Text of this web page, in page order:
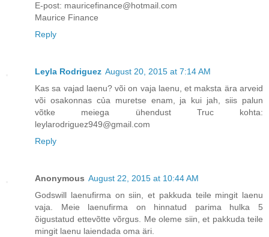
E-post: mauricefinance@hotmail.com
Maurice Finance
Reply
Leyla Rodriguez August 20, 2015 at 7:14 AM
Kas sa vajad laenu? või on vaja laenu, et maksta ära arveid
või osakonnas của muretse enam, ja kui jah, siis palun
võtke meiega ühendust Truc kohta:
leylarodriguez949@gmail.com
Reply
Anonymous August 22, 2015 at 10:44 AM
Godswill laenufirma on siin, et pakkuda teile mingit laenu
vaja. Meie laenufirma on hinnatud parima hulka 5
õigustatud ettevõtte võrgus. Me oleme siin, et pakkuda teile
mingit laenu laiendada oma äri.